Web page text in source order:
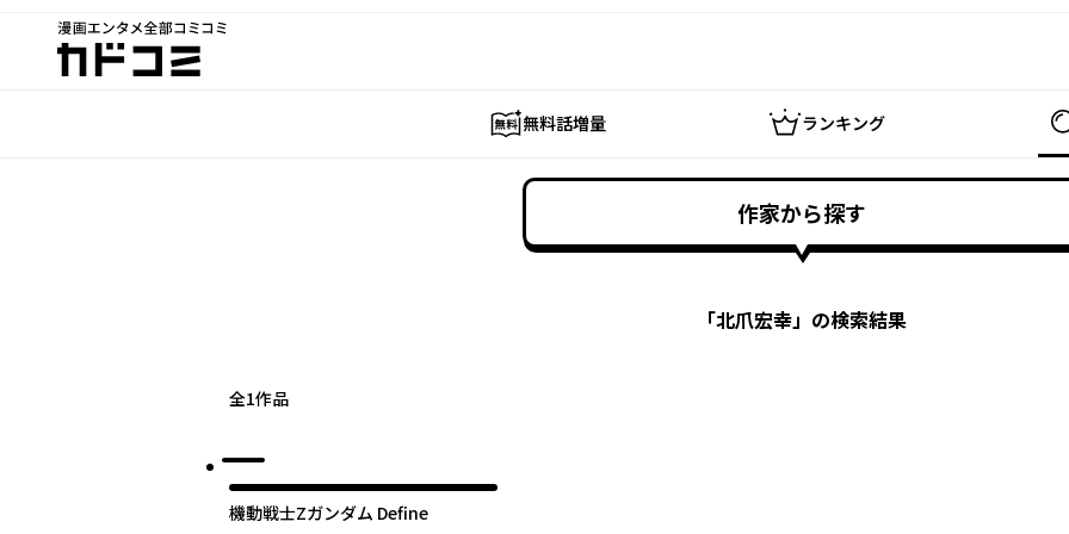
漫画エンタメ全部コミコミ
カドコミ
無料話増量 ランキング
作家から探す
「北爪宏幸」の検索結果
全1作品
機動戦士Zガンダム Define